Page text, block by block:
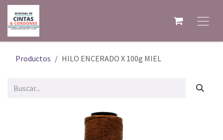
Ir al contenido
Productos HILO ENCERADO X 100g MIEL